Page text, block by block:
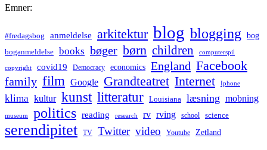
Emner:
#fredagsbog anmeldelse arkitektur blog blogging bog
boganmeldelse books bøger børn children computerspil
copyright covid19 Democracy economics England Facebook
family film Google Grandteatret Internet Iphone
klima kultur kunst litteratur Louisiana læsning mobning
museum politics reading research rv rving school science
serendipitet TV Twitter video Youtube Zetland